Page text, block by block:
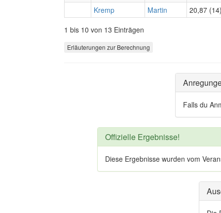
Kremp
Martin
20,87
1 bis 10 von 13 Einträgen
Erläuterungen zur Berechnung
Falls du
Offizielle Ergebnisse!
Diese Ergebnisse wurden vom